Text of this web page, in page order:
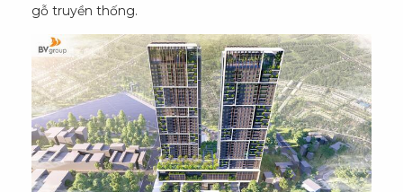
gỗ truyền thống.